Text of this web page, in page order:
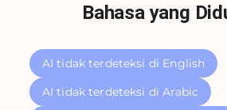
Bahasa yang
AI tidak terdeteksi di English
AI tidak terdeteksi di Arabic